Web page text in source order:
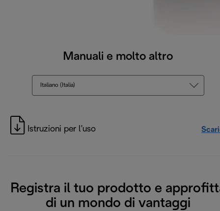
Manuali e molto altro
Italiano (Italia)
Istruzioni per l’uso
Registra il tuo prodotto e
di un mondo di vantaggi